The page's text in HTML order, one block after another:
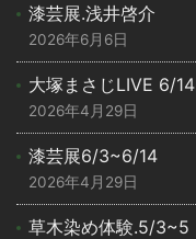
漆芸展.浅井啓介
2026年6月6日
大塚まさじLIVE 6/14
2026年4月29日
漆芸展6/3~6/14
2026年4月29日
草木染め体験.5/3~5